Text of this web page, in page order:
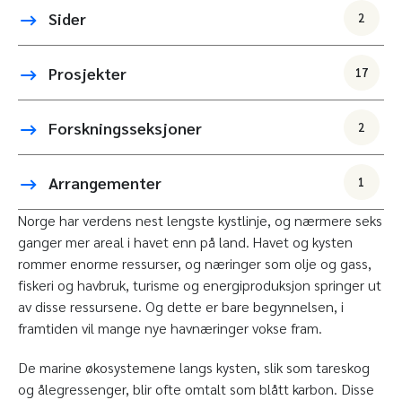
Sider 2
Prosjekter 17
Forskningsseksjoner 2
Arrangementer 1
Norge har verdens nest lengste kystlinje, og nærmere seks
ganger mer areal i havet enn på land. Havet og kysten
rommer enorme ressurser, og næringer som olje og gass,
fiskeri og havbruk, turisme og energiproduksjon springer ut
av disse ressursene. Og dette er bare begynnelsen, i
framtiden vil mange nye havnæringer vokse fram.
De marine økosystemene langs kysten, slik som tareskog
og ålegressenger, blir ofte omtalt som blått karbon. Disse